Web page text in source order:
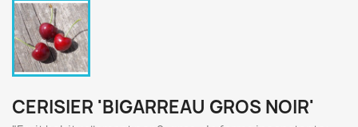
CERISIER 'BIGARREAU GROS NOIR'